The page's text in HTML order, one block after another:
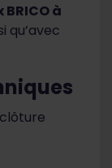
BRICO à
qu’avec